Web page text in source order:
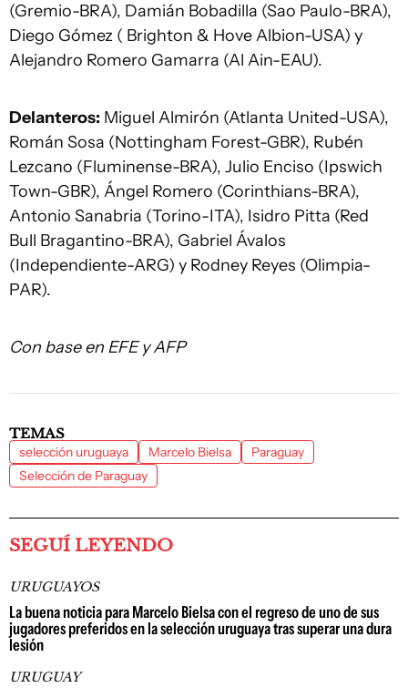
(Gremio-BRA), Damián Bobadilla (Sao Paulo-BRA),
Diego Gómez ( Brighton & Hove Albion-USA) y
Alejandro Romero Gamarra (Al Ain-EAU).
Delanteros: Miguel Almirón (Atlanta United-USA),
Román Sosa (Nottingham Forest-GBR), Rubén
Lezcano (Fluminense-BRA), Julio Enciso (Ipswich
Town-GBR), Ángel Romero (Corinthians-BRA),
Antonio Sanabria (Torino-ITA), Isidro Pitta (Red
Bull Bragantino-BRA), Gabriel Ávalos
(Independiente-ARG) y Rodney Reyes (Olimpia-
PAR).
Con base en EFE y AFP
TEMAS
selección uruguaya Marcelo Bielsa
Paraguay
Selección de Paraguay
SEGUÍ LEYENDO
URUGUAYOS
La buena noticia para Marcelo Bielsa con el regreso de uno de sus
jugadores preferidos en la selección uruguaya tras superar una dura
lesión
URUGUAY